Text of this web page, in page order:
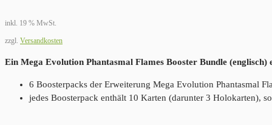
inkl. 19 % MwSt.
zzgl. Versandkosten
Ein Mega Evolution Phantasmal Flames Booster Bundle (englisch)
6 Boosterpacks der Erweiterung Mega Evolution Phantasmal
jedes Boosterpack enthält 10 Karten (darunter 3 Holokarten),